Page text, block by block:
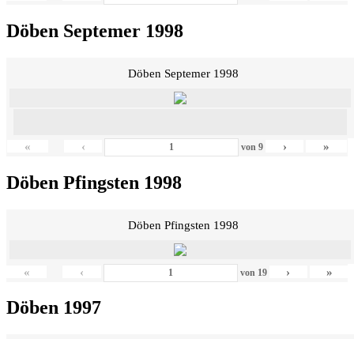
Döben Septemer 1998
Döben Septemer 1998
« ‹ von9 › »
Döben Pfingsten 1998
Döben Pfingsten 1998
« ‹ von 19 › »
Döben 1997